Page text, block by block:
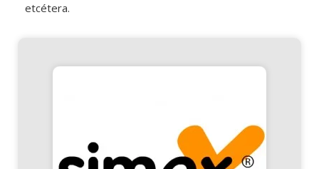
etcétera.